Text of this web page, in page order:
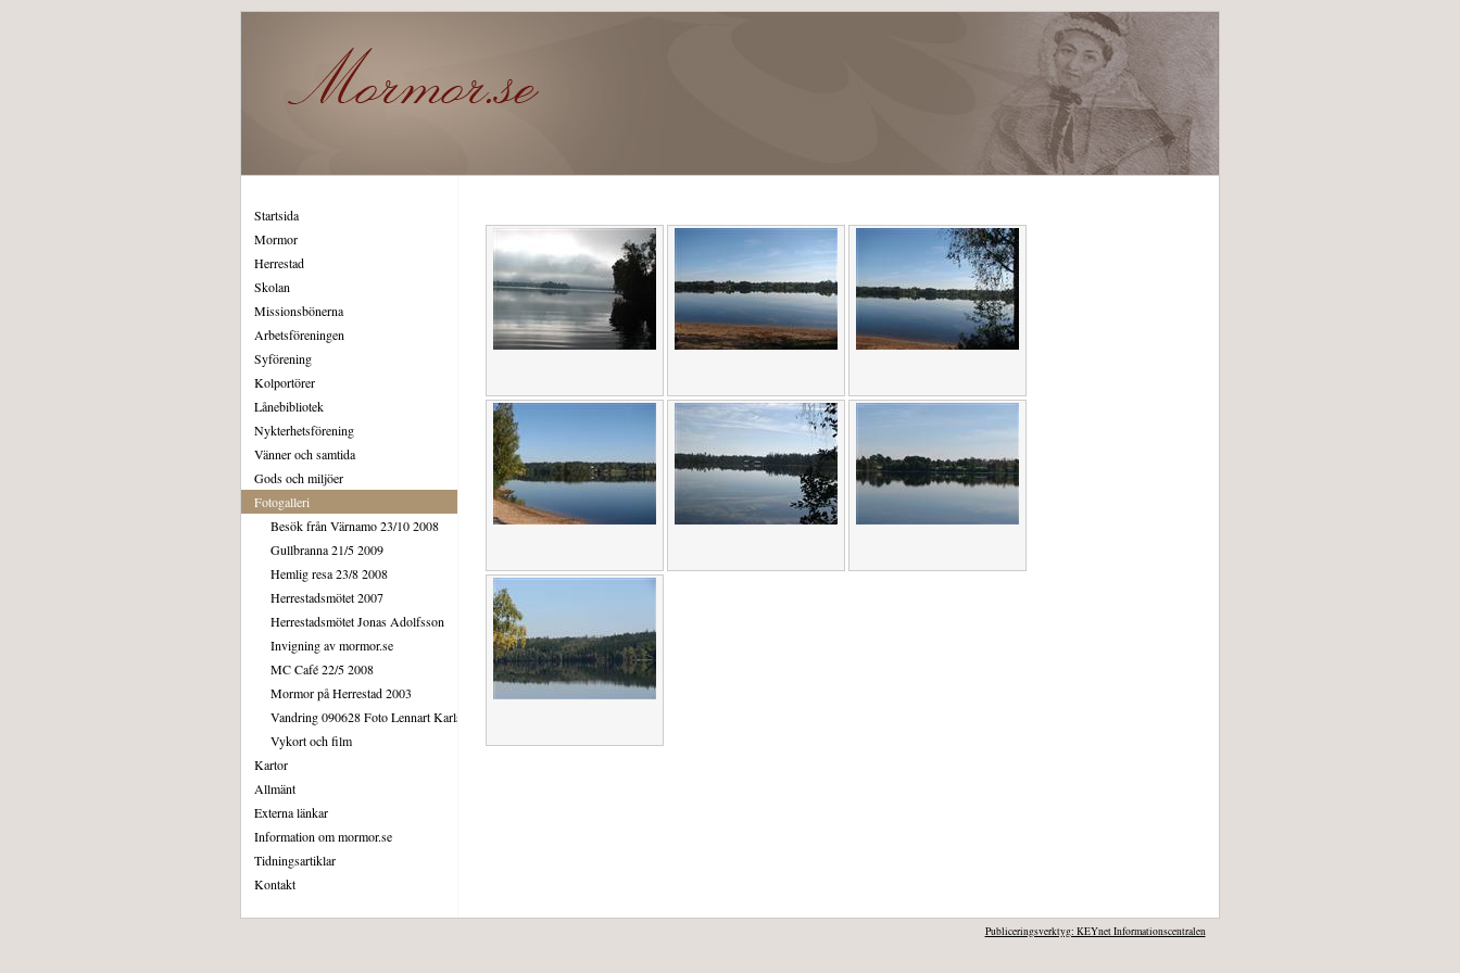
Startsida
Mormor
Herrestad
Skolan
Missionsbönerna
Arbetsföreningen
Syförening
Kolportörer
Lånebibliotek
Nykterhetsförening
Vänner och samtida
Gods och miljöer
Fotogalleri
Besök från Värnamo 23/10 2008
Gullbranna 21/5 2009
Hemlig resa 23/8 2008
Herrestadsmötet 2007
Herrestadsmötet Jonas Adolfsson
Invigning av mormor.se
MC Café 22/5 2008
Mormor på Herrestad 2003
Vandring 090628 Foto Lennart Karlsson
Vykort och film
Kartor
Allmänt
Externa länkar
Information om mormor.se
Tidningsartiklar
Kontakt
Publiceringsverktyg: KEYnet Informationscentralen